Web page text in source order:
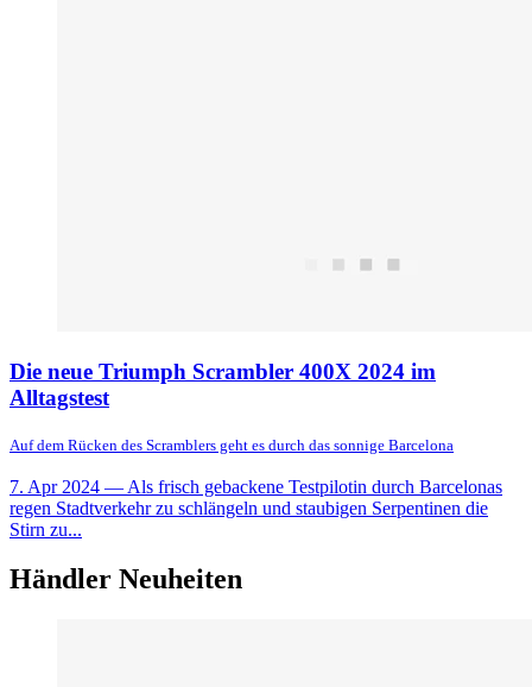
Die neue Triumph Scrambler 400X 2024 im
Alltagstest
Auf dem Rücken des Scramblers geht es durch das sonnige Barcelona
7. Apr 2024 — Als frisch gebackene Testpilotin durch Barcelonas
regen Stadtverkehr zu schlängeln und staubigen Serpentinen die
Stirn zu...
Händler Neuheiten